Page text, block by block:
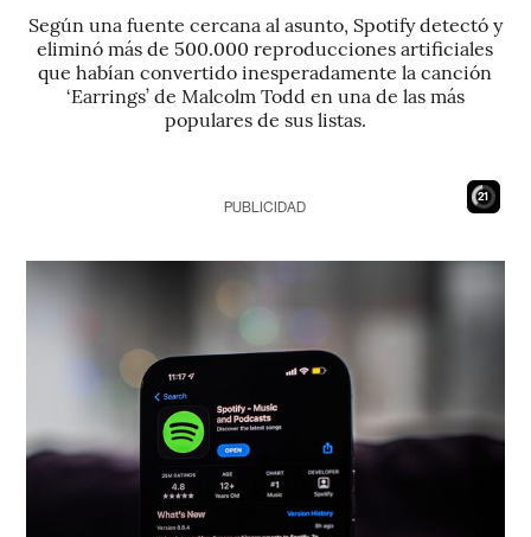
Según una fuente cercana al asunto, Spotify detectó y
eliminó más de 500.000 reproducciones artificiales
que habían convertido inesperadamente la canción
‘Earrings’ de Malcolm Todd en una de las más
populares de sus listas.
20
PUBLICIDAD